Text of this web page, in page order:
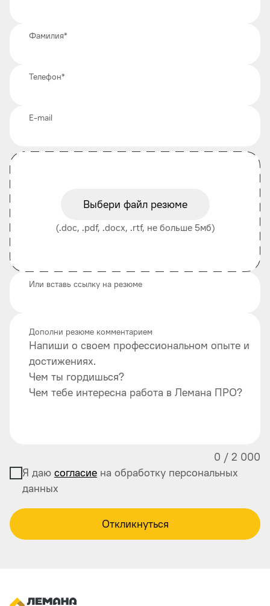
Фамилия*
Телефон*
E-mail
Выбери файл резюме
(.doc, .pdf, .docx, .rtf, не больше 5мб)
Или вставь ссылку на резюме
Напиши о своем профессиональном опыте и
достижениях.
Чем ты гордишься?
Чем тебе интересна работа в Лемана ПРО?
Дополни резюме комментарием
0 / 2 000
Я даю согласие на обработку персональных
данных
Откликнуться